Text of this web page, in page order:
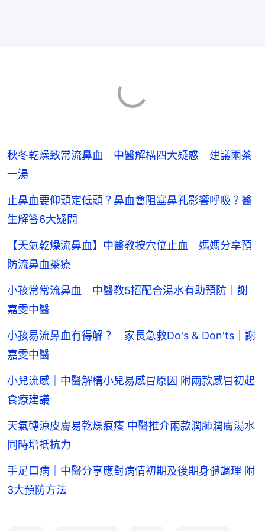
秋冬乾燥致常流鼻血 中醫解構四大疑惑 建議兩茶
一湯
止鼻血要仰頭定低頭？鼻血會阻塞鼻孔影響呼吸？醫
生解答6大疑問
【天氣乾燥流鼻血】中醫教按穴位止血 媽媽分享預
防流鼻血茶療
小孩常常流鼻血 中醫教5招配合湯水有助預防｜謝
嘉雯中醫
小孩易流鼻血有得解？ 家長急救Do's & Don'ts｜謝
嘉雯中醫
小兒流感｜中醫解構小兒易感冒原因 附兩款感冒初起
食療建議
天氣轉涼皮膚易乾燥痕癢 中醫推介兩款潤肺潤膚湯水
同時增抵抗力
手足口病｜中醫分享應對病情初期及後期身體調理 附
3大預防方法